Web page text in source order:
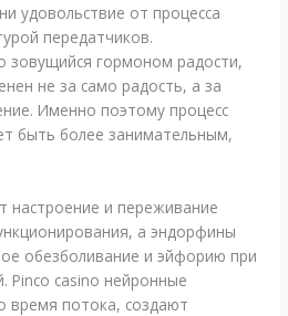
удовольствие от процесса
передатчиков.
зовущийся гормоном радости,
не за само радость, а за
Именно поэтому процесс
быть более занимательным,
настроение и переживание
а эндорфины
обезболивание и эйфорию при
Pinco casino нейронные
время потока, создают